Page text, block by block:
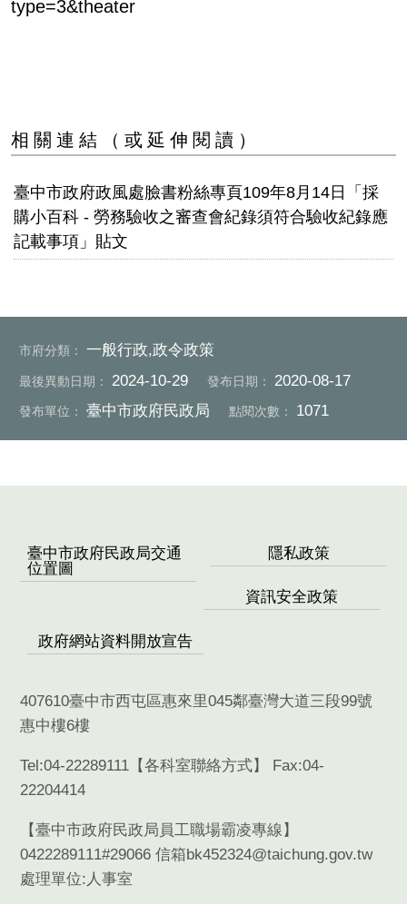
type=3&theater
相關連結（或延伸閱讀）
臺中市政府政風處臉書粉絲專頁109年8月14日「採
購小百科 - 勞務驗收之審查會紀錄須符合驗收紀錄應
記載事項」貼文
市府分類： 一般行政,政令政策
最後異動日期： 2024-10-29 發布日期： 2020-08-17
發布單位： 臺中市政府民政局 點閱次數： 1071
臺中市政府民政局交通
位置圖
隱私政策
資訊安全政策
政府網站資料開放宣告
407610臺中市西屯區惠來里045鄰臺灣大道三段99號
惠中樓6樓
Tel:04-22289111【各科室聯絡方式】 Fax:04-
22204414
【臺中市政府民政局員工職場霸凌專線】
0422289111#29066 信箱bk452324@taichung.gov.tw
處理單位:人事室